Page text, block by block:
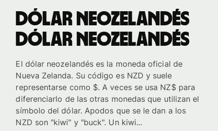
dólar neozelandés
dólar neozelandés
El dólar neozelandés es la moneda oficial de
Nueva Zelanda. Su código es NZD y suele
representarse como $. A veces se usa NZ$ para
diferenciarlo de las otras monedas que utilizan el
símbolo del dólar. Apodos que se le dan a los
NZD son "kiwi" y "buck". Un kiwi...